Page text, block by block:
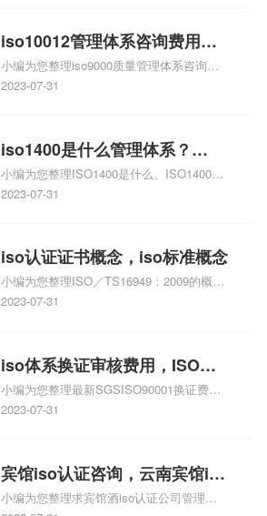
认证相关iso体系认证知识，详情可查看下
方正文！
iso10012管理体系咨询费用，
安徽iso10012管理体系咨询费
用
小编为您整理iso9000质量管理体系咨询费
用多少、ISO10012测量管理体系认证怎么
哪家好、盐城iso10012测量管理体系认证哪
家好相关iso体系认证知识，详情可查看下
方正文！
2023-07-31
iso1400是什么管理体系？
iso1400管理体系是什么？
小编为您整理ISO1400是什么、ISO1400、
SA8000是什么体系认证、ISO9001，
啊、Iso1400环境管理体系的定义相关iso体
系认证知识，详情可查看下方正文！
2023-07-31
iso认证证书概念，iso标准概念
小编为您整理ISO／TS16949：2009的概
念、质量体系认证证书与质量管理体系认证
认证有限公司怎么样、武汉合众概念iso认
证咨询有限公司怎么样相关iso体系认证知
识，详情可查看下方正文！
2023-07-31
iso体系换证审核费用，ISO换
证审核
小编为您整理最新SGSISO90001换证费用
多少，跟踪审核费用多少、ISO换证审核要
换证审核的问题相关iso体系认证知识，详
情可查看下方正文！
2023-07-31
宾馆iso认证咨询，云南宾馆iso
认证咨询
小编为您整理求宾馆酒iso认证公司管理咨